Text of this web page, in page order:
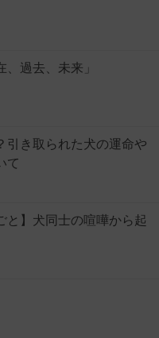
過去、未来」
引き取られた犬の運命や
て
と】犬同士の喧嘩から起